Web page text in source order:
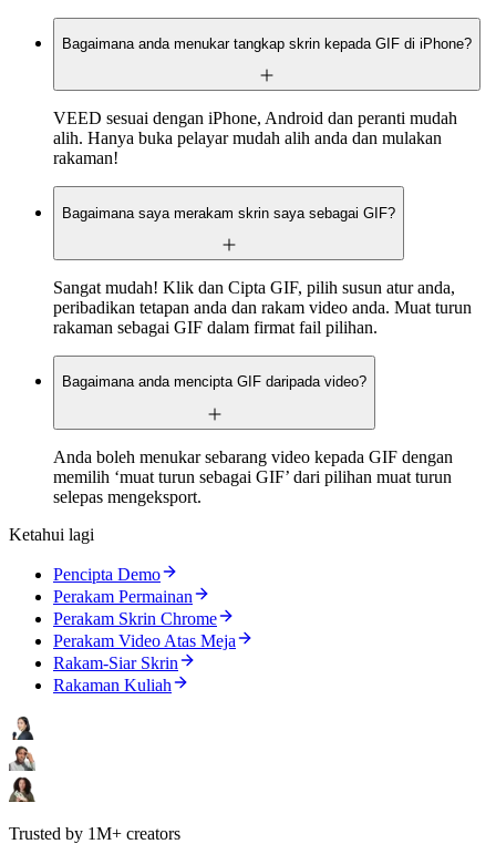
Bagaimana anda menukar tangkap skrin kepada GIF di iPhone?
VEED sesuai dengan iPhone, Android dan peranti mudah
alih. Hanya buka pelayar mudah alih anda dan mulakan
rakaman!
Bagaimana saya merakam skrin saya sebagai GIF?
Sangat mudah! Klik dan Cipta GIF, pilih susun atur anda,
peribadikan tetapan anda dan rakam video anda. Muat turun
rakaman sebagai GIF dalam firmat fail pilihan.
Bagaimana anda mencipta GIF daripada video?
Anda boleh menukar sebarang video kepada GIF dengan
memilih ‘muat turun sebagai GIF’ dari pilihan muat turun
selepas mengeksport.
Ketahui lagi
Pencipta Demo
Perakam Permainan
Perakam Skrin Chrome
Perakam Video Atas Meja
Rakam-Siar Skrin
Rakaman Kuliah
Trusted by 1M+ creators